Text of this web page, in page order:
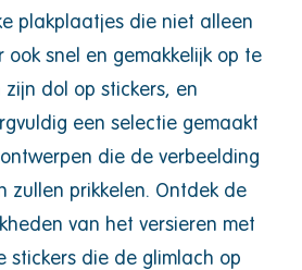
plakplaatjes die niet alleen
ook snel en gemakkelijk op te
zijn dol op stickers, en
een selectie gemaakt
die de verbeelding
zullen prikkelen. Ontdek de
van het versieren met
stickers die de glimlach op